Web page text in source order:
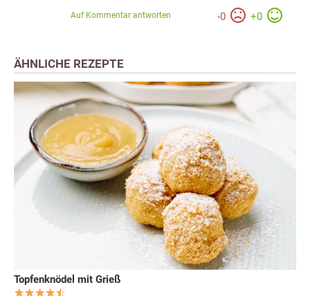
-0 +0
Auf Kommentar antworten
ÄHNLICHE REZEPTE
Topfenknödel mit Grieß